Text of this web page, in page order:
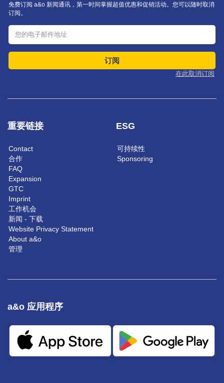
重要链接
Contact
合作
FAQ
Expansion
GTC
Imprint
工作机会
新闻 - 下载
Website Privacy Statement
About a&o
管理
ESG
可持续性
Sponsoring
免费订阅 a&o 新闻通讯，第一时间掌握超值优惠和促销活动。您可以随时取消
订阅。
订阅
在此取消订阅
a&o 应用程序